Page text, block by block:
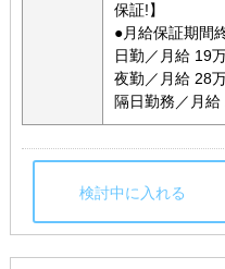
保証!】
●月給保証期間
日勤／月給 19
夜勤／月給 28
隔日勤務／月
検討中に入れる